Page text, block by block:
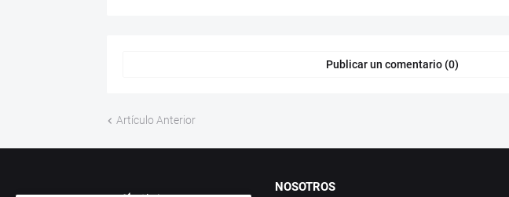
Publicar un comentario (0)
Artículo Anterior
NOSOTROS